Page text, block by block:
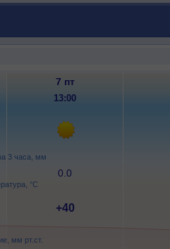
3 часа, мм
°C
мм рт.ст.
7 пт
13:00
0.0
+40